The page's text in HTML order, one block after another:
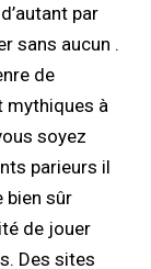
par
sans aucun .
de
mythiques à
soyez
parieurs il
bien sûr
de jouer
Des sites